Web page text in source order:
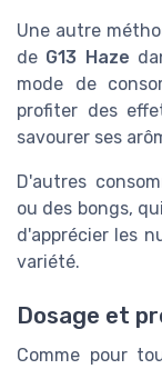
Une autre
de G13 Haze
mode de
profiter des
savourer ses
D'autres
ou des bongs,
d'apprécier les
variété.
Dosage et
Comme pour